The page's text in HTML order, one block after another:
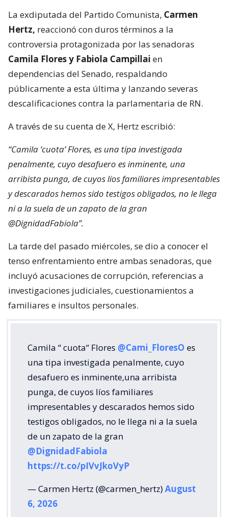
La exdiputada del Partido Comunista, Carmen
Hertz, reaccionó con duros términos a la
controversia protagonizada por las senadoras
Camila Flores y Fabiola Campillai en
dependencias del Senado, respaldando
públicamente a esta última y lanzando severas
descalificaciones contra la parlamentaria de RN.
A través de su cuenta de X, Hertz escribió:
“Camila ‘cuota’ Flores, es una tipa investigada
penalmente, cuyo desafuero es inminente, una
arribista punga, de cuyos líos familiares impresentables
y descarados hemos sido testigos obligados, no le llega
ni a la suela de un zapato de la gran
@DignidadFabiola”.
La tarde del pasado miércoles, se dio a conocer el
tenso enfrentamiento entre ambas senadoras, que
incluyó acusaciones de corrupción, referencias a
investigaciones judiciales, cuestionamientos a
familiares e insultos personales.
Camila “ cuota“ Flores @Cami_FloresO es
una tipa investigada penalmente, cuyo
desafuero es inminente,una arribista
punga, de cuyos líos familiares
impresentables y descarados hemos sido
testigos obligados, no le llega ni a la suela
de un zapato de la gran
@DignidadFabiola
https://t.co/pIVvJkoVyP
— Carmen Hertz (@carmen_hertz)August
6, 2026